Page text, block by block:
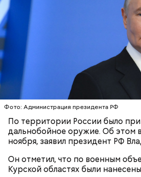
Фото: Администрация президента РФ
По территории России было
дальнобойное оружие. Об этом в
ноября, заявил президент РФ
Он отметил, что по военным
Курской областях были
На видео ученая призналась, что
подрывной работе в пользу
Женщина заявила, что является
«Моссада» и специально
антиправительственными
отметила, что в дальнейшем она
действия Израиля в секторе
заявила, что премьер-
Биньямином Нетаньяху
сын Яир.